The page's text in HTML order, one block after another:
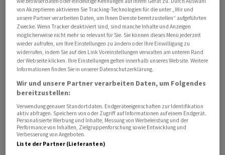
Werke geschlossen werden, das werde die IG Metall
nicht mitmachen, sagte Benner in ihrer kurzen Rede.
«Das werden wir nicht akzeptieren.»
Laut «Manager Magazin» will VW seinen Sparkurs
deutlich verschärfen: Bis zu 100.000 Stellen könnten
weltweit wegfallen, doppelt so viele wie bisher geplant.
Vier Werken des VW-Konzerns in Deutschland droht
demnach sogar die Schliessung: Hannover, Emden,
Zwickau und Neckarsulm./fjo/DP/jha
(AWP)
von Akzeptieren aktivieren Sie Tracking-Technologien für die unter „Wir und
unsere Partner verarbeiten Daten, um Ihnen Dienste bereitzustellen“ aufgeführten
Zwecke. Wenn Tracker deaktiviert sind, sind manche Inhalte und Anzeigen
möglicherweise nicht mehr so relevant für Sie. Sie können dieses Menü jederzeit
wieder aufrufen, um Ihre Einstellungen zu ändern oder Ihre Einwilligung zu
widerrufen, indem Sie auf den Link Voreinstellungen verwalten am unteren Rand
der Webseite klicken. Ihre Einstellungen gelten innerhalb unseres Website. Weitere
Informationen finden Sie in unserer Datenschutzerklärung.
Wir und unsere Partner verarbeiten Daten, um Folgendes
bereitzustellen:
Verwendung genauer Standortdaten. Endgeräteeigenschaften zur Identifikation
aktiv abfragen. Speichern von oder Zugriff auf Informationen auf einem Endgerät.
Personalisierte Werbung und Inhalte, Messung von Werbeleistung und der
Performance von Inhalten, Zielgruppenforschung sowie Entwicklung und
Verbesserung von Angeboten.
Liste der Partner (Lieferanten)